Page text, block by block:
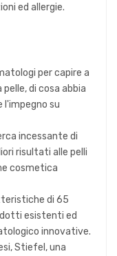
ed allergie.
per capire a
di cosa abbia
l'impegno su
incessante di
risultati alle pelli
cosmetica
di 65
esistenti ed
innovative.
Stiefel, una